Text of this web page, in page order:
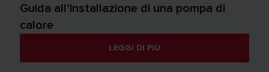
Guida all’installazione di una pompa di
calore
LEGGI DI PIÙ